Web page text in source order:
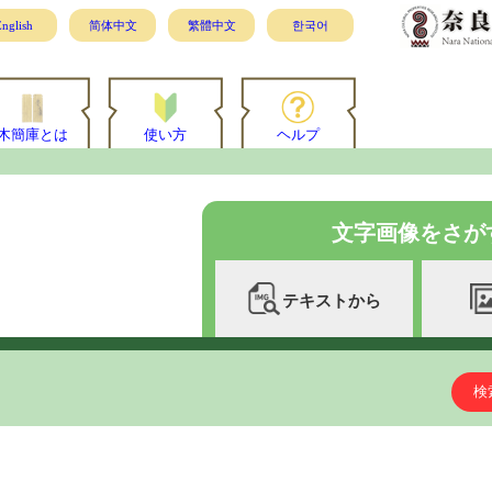
简体中文 繁體中文 한국어
簡庫とは 使い方 ヘルプ
文字画像をさが
テキストから
検